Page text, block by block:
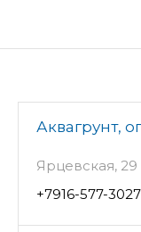
Аквагрунт,
Ярцевская, 29
+7916-577-3027